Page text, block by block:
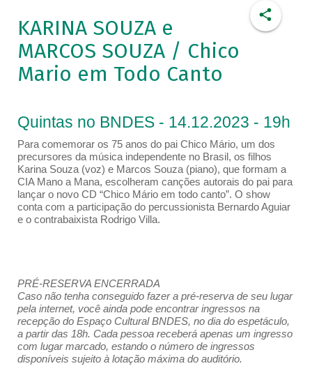
KARINA SOUZA e
MARCOS SOUZA / Chico
Mario em Todo Canto
Quintas no BNDES - 14.12.2023 - 19h
Para comemorar os 75 anos do pai Chico Mário, um dos
precursores da música independente no Brasil, os filhos
Karina Souza (voz) e Marcos Souza (piano), que formam a
CIA Mano a Mana, escolheram canções autorais do pai para
lançar o novo CD “Chico Mário em todo canto”. O show
conta com a participação do percussionista Bernardo Aguiar
e o contrabaixista Rodrigo Villa.
PRÉ-RESERVA ENCERRADA
Caso não tenha conseguido fazer a pré-reserva de seu lugar
pela internet, você ainda pode encontrar ingressos na
recepção do Espaço Cultural BNDES, no dia do espetáculo,
a partir das 18h. Cada pessoa receberá apenas um ingresso
com lugar marcado, estando o número de ingressos
disponíveis sujeito à lotação máxima do auditório.